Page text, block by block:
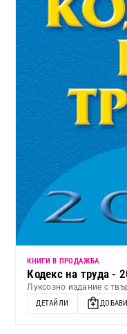
КНИГИ В ПРОДАЖБА
Кодекс на труда -
Луксозно издание с
ДЕТАЙЛИ ДОБАВИ